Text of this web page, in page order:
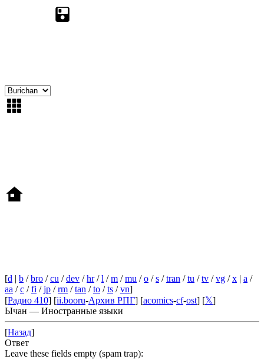
[d | b /bro /cu /dev /hr/l /m /mu /o /s /tran /tu /tv /vg /x | a /
aa /c /fi /jp /rm /tan /to /ts /vn]
[Радио 410] [ii.booru-Архив РПГ] [acomics-cf-ost] [𝕏]
Ычан — Иностранные языки
[Назад]
Ответ
Leave these fields empty (spam trap):